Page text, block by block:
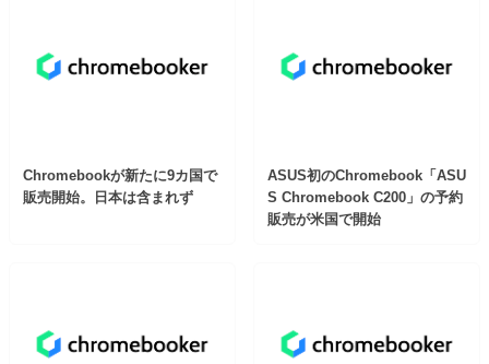
Chromebookが新たに9カ国で
販売開始。日本は含まれず
ASUS初のChromebook「ASU
S Chromebook C200」の予約
販売が米国で開始